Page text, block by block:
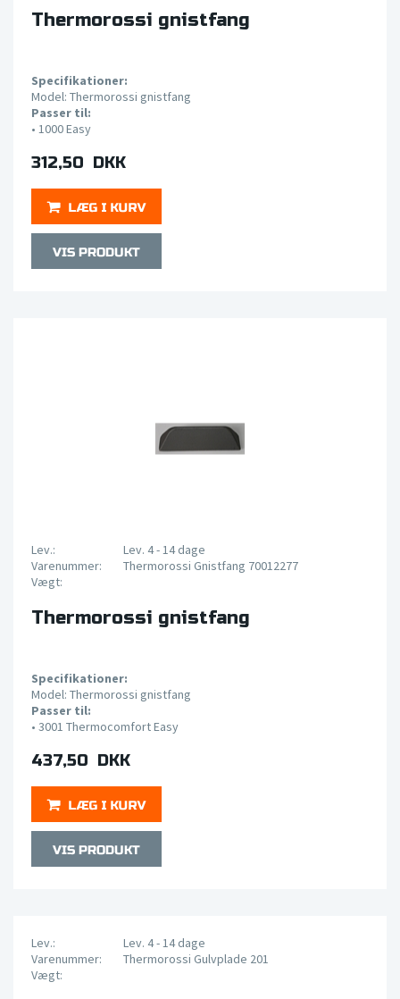
Thermorossi gnistfang
Specifikationer:
Model: Thermorossi gnistfang
Passer til:
• 1000Easy
312,50 DKK
Lev.:
Lev. 4 - 14 dage
Varenummer:
Thermorossi Gnistfang 70012277
Vægt:
Thermorossi gnistfang
Specifikationer:
Model: Thermorossi gnistfang
Passer til:
• 3001 Thermocomfort Easy
437,50 DKK
Lev.:
Lev. 4 - 14 dage
Varenummer:
Thermorossi Gulvplade 201
Vægt: